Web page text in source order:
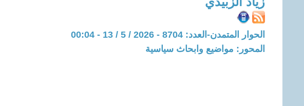
الحوار المتمدن-العدد: 8704 - 2026 / 5 / 13 - 00:04
المحور: مواضيع وابحاث سياسية